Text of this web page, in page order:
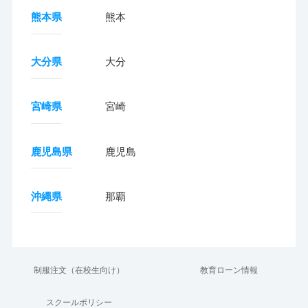
熊本県 熊本
大分県 大分
宮崎県 宮崎
鹿児島県 鹿児島
沖縄県 那覇
制服注文（在校生向け） 教育ローン情報
スクールポリシー